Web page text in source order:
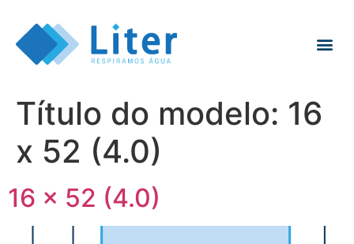
Título do modelo: 16
x 52 (4.0)
16 x 52 (4.0)